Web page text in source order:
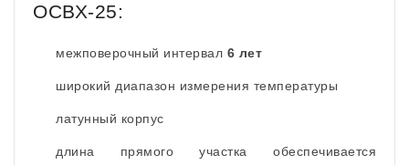
ОСВХ-25:
межповерочный интервал 6 лет
широкий диапазон измерения температуры
латунный корпус
длина прямого участка обеспечивается